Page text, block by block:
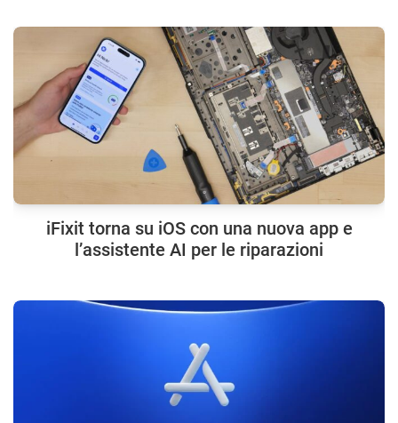
iFixit torna su iOS con una nuova app e
l’assistente AI per le riparazioni